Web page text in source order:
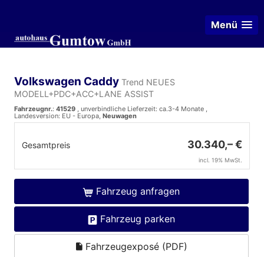
Menü
Volkswagen Caddy Trend NEUES
MODELL+PDC+ACC+LANE ASSIST
Fahrzeugnr.: 41529 , unverbindliche Lieferzeit: ca.3-4 Monate ,
Landesversion: EU - Europa, Neuwagen
Gesamtpreis 30.340,– €
incl. 19% MwSt.
Fahrzeug anfragen
Fahrzeug parken
Fahrzeugexposé (PDF)